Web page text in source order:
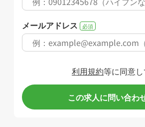
メールアドレス 必須
利用規約等に同意し
この求人に問い合わ